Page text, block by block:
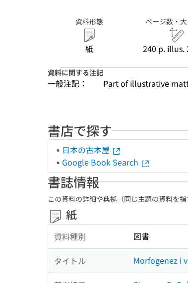
資料形態
紙
ページ数・
240 p. illus.
資料に関する注記
一般注記： Part of illustrative
書店で探す
日本の古本屋
Google Book Search
書誌情報
この資料の詳細や典拠（同じ主題の資料を
紙
資料種別 図書
タイトル Morfogenez i